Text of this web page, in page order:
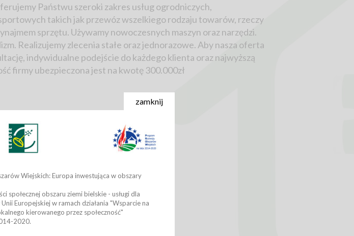
Wiejskich: Europa inwestująca w obszary
społecznej obszaru ziemi bielskie - usługi dla
Europejskiej w ramach działania "Wsparcie na
kierowanego przez społeczność"
2020.
zamknij
Państwu szeroki zakres usług ogrodniczych,
takich jak przewóz wszelkiego rodzaju towarów, rzeczy
sprzętu. Używamy nowoczesnych maszyn oraz narzędzi.
Realizujemy zlecenia stałe oraz jednorazowe. Aby nasza oferta
indywidualne podejście do każdego klienta oraz najwyższą
firmy ubezpieczona jest na kwotę 300.000zł